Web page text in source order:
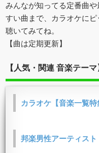
みんなが知ってる定番曲
すい曲まで、カラオケに
聴いてみてね。
【曲は定期更新】
【人気・関連 音楽テーマ
カラオケ【音楽一覧特
邦楽男性アーティスト